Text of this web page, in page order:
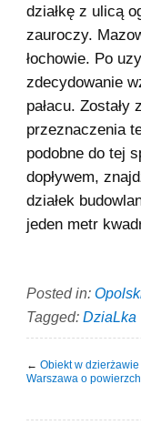
działkę z ulicą
zauroczy.
łochowie. Po
zdecydowanie
pałacu.
przeznaczenia
podobne do tej
dopływem,
działek
jeden metr
Posted in:
Tagged: DziaLka
← Obiekt w
Warszawa o